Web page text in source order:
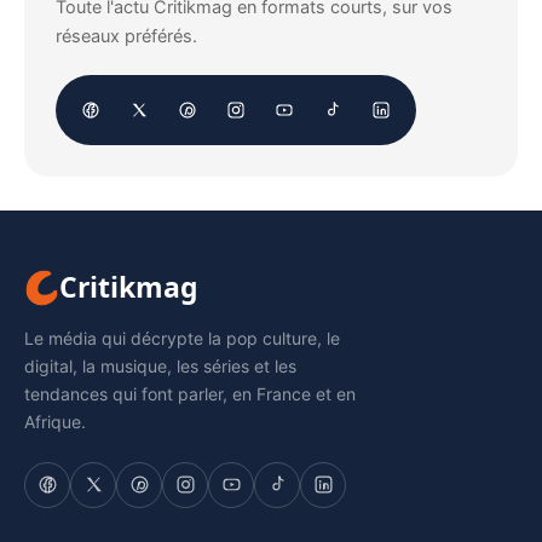
Toute l'actu Critikmag en formats courts, sur vos
réseaux préférés.
Critikmag
Le média qui décrypte la pop culture, le
digital, la musique, les séries et les
tendances qui font parler, en France et en
Afrique.